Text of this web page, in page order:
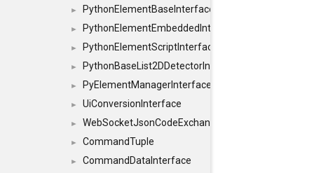
► PythonElementBaseInterface
► PythonElementEmbeddedInterface
► PythonElementScriptInterface
► PythonBaseList2DDetectorInterface
► PyElementManagerInterface
► UiConversionInterface
► WebSocketJsonCodeExchangerInterface
► CommandTuple
► CommandDataInterface